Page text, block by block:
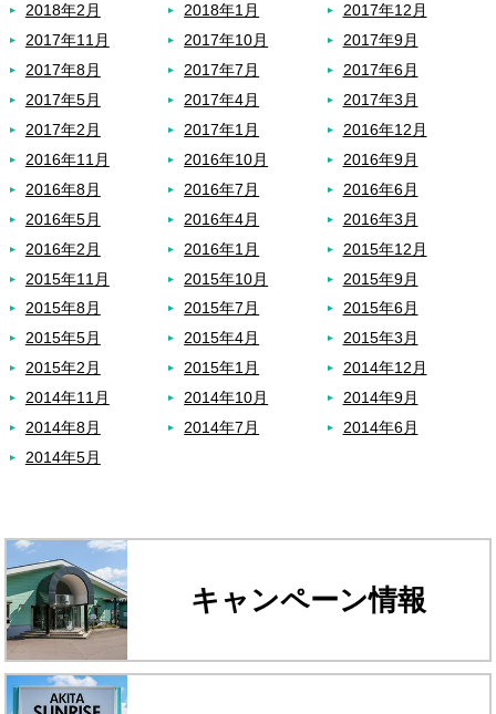
2018年2月
2018年1月
2017年12月
2017年11月
2017年10月
2017年9月
2017年8月
2017年7月
2017年6月
2017年5月
2017年4月
2017年3月
2017年2月
2017年1月
2016年12月
2016年11月
2016年10月
2016年9月
2016年8月
2016年7月
2016年6月
2016年5月
2016年4月
2016年3月
2016年2月
2016年1月
2015年12月
2015年11月
2015年10月
2015年9月
2015年8月
2015年7月
2015年6月
2015年5月
2015年4月
2015年3月
2015年2月
2015年1月
2014年12月
2014年11月
2014年10月
2014年9月
2014年8月
2014年7月
2014年6月
2014年5月
キャンペーン情報